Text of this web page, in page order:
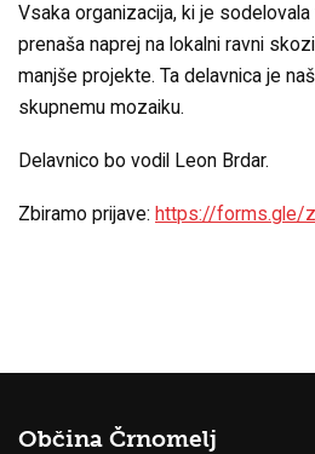
Vsaka organizacija, ki je
prenaša naprej na lokalni ravni
manjše projekte. Ta delavnica je
skupnemu mozaiku.
Delavnico bo vodil Leon Brdar.
Zbiramo prijave: https://forms.gle/
Občina Črnomelj